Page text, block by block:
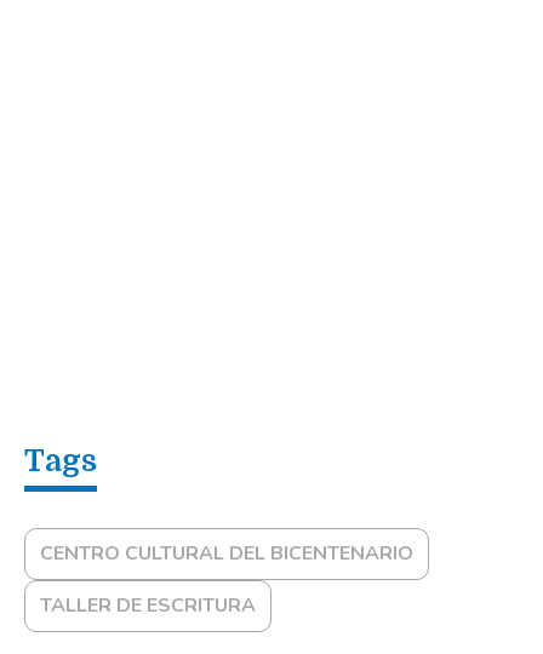
CENTRO CULTURAL DEL BICENTENARIO
TALLER DE ESCRITURA